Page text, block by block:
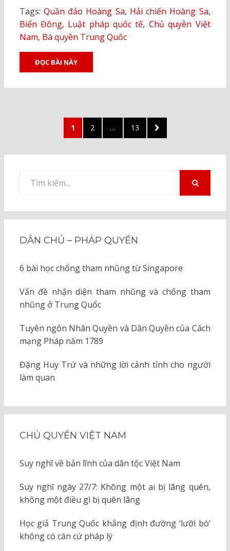
Tags: Quần đảo Hoàng Sa, Hải chiến Hoàng Sa,
Biển Đông, Luật pháp quốc tế, Chủ quyền Việt
Nam, Bá quyền Trung Quốc
ĐỌC BÀI NÀY
pagination
PAGE
1 PAGE
2 … PAGE
13
NEXT
PAGE
kiếm
DÂN CHỦ – PHÁP QUYỀN
6 bài học chống tham nhũng từ Singapore
Vấn đề nhận diện tham nhũng và chống tham
nhũng ở Trung Quốc
Tuyên ngôn Nhân Quyền và Dân Quyền của Cách
mạng Pháp năm 1789
Đặng Huy Trứ và những lời cảnh tỉnh cho người
làm quan
CHỦ QUYỀN VIỆT NAM
Suy nghĩ về bản lĩnh của dân tộc Việt Nam
Suy nghĩ ngày 27/7: Không một ai bị lãng quên,
không một điều gì bị quên lãng
Học giả Trung Quốc khẳng định đường ‘lưỡi bò’
không có căn cứ pháp lý